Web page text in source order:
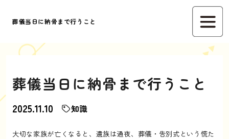
葬儀当日に納骨まで行うこと
葬儀当日に納骨まで行うこと
2025.11.10 知識
大切な家族が亡くなると、遺族は通夜、葬儀・告別式という慌た